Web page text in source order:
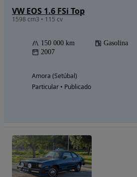
VW EOS 1.6 FSi Top
1598 cm3 • 115 cv
150 000 km Gasolina
2007
Amora (Setúbal)
Particular • Publicado